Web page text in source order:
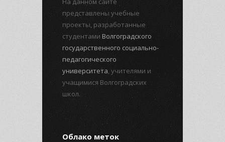
представлены учебные
проекты, разработанные
студентами Волгоградского
государственного социально-
педагогического
университета, учителями и
учащимися Волгоградских
школ.
Облако меток